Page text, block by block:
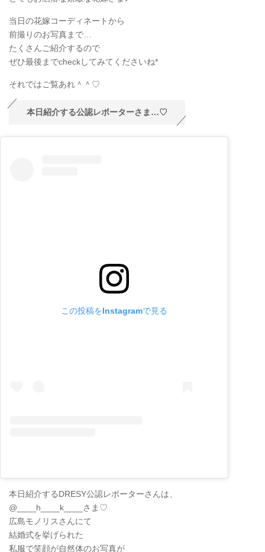
当日の花嫁コーディネートから
前撮りのお写真まで…
たくさんご紹介するので
ぜひ最後までcheckしてみてくださいね*
それではご覧あれ＾＾♡
本日紹介する公認レポーターさま…♡
この投稿をInstagramで見る
本日紹介するDRESY公認レポーターさんは、
@____h____k____さま♡
広島モノリスさんにて
結婚式を挙げられた
私服で笑顔が自然体のお写真が